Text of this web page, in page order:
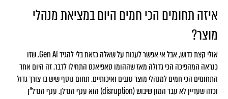
איזה תחומים הכי חמים היום במציאת מנהלי
מוצר?
אולי קצת נדוש, אבל אי אפשר לענות על שאלה כזאת בלי להגיד Gen AI. שזו
כנראה המהפיכה הכי גדולה מאז שההומו סאפיאנס התחילו לדבר. זה היום אחד
התחומים הכי חמים למנהלי מוצר טובים ואיכותיים. תחום נוסף שיש בו צורך גדול
וכזה שעדיין לא עבר המון שיבוש (disruption) הוא ענף הנדלן. ענף הנדל"ן